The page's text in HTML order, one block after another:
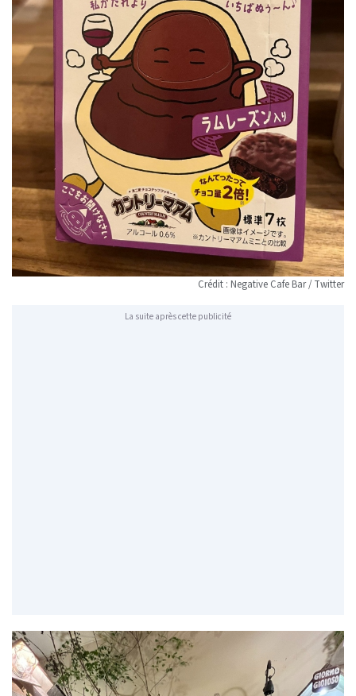
Crédit : Negative Cafe Bar / Twitter
La suite après cette publicité